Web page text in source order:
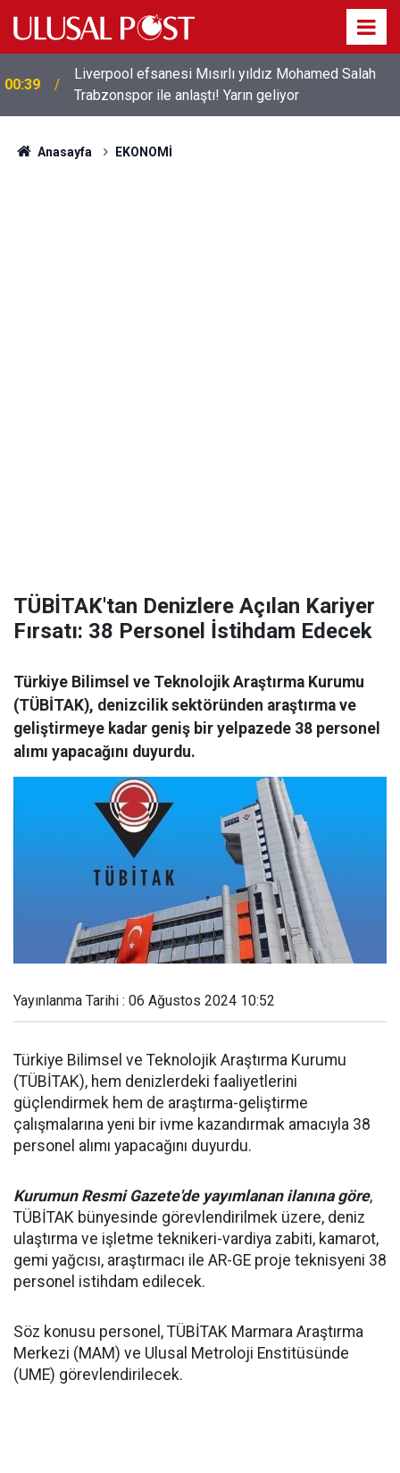
00:39
Liverpool efsanesi Mısırlı yıldız Mohamed Salah
Trabzonspor ile anlaştı! Yarın geliyor
Anasayfa EKONOMİ
TÜBİTAK'tan Denizlere Açılan Kariyer
Fırsatı: 38 Personel İstihdam Edecek
Türkiye Bilimsel ve Teknolojik Araştırma Kurumu
(TÜBİTAK), denizcilik sektöründen araştırma ve
geliştirmeye kadar geniş bir yelpazede 38 personel
alımı yapacağını duyurdu.
Yayınlanma Tarihi : 06 Ağustos 2024 10:52
Türkiye Bilimsel ve Teknolojik Araştırma Kurumu
(TÜBİTAK), hem denizlerdeki faaliyetlerini
güçlendirmek hem de araştırma-geliştirme
çalışmalarına yeni bir ivme kazandırmak amacıyla 38
personel alımı yapacağını duyurdu.
Kurumun Resmi Gazete'de yayımlanan ilanına göre,
TÜBİTAK bünyesinde görevlendirilmek üzere, deniz
ulaştırma ve işletme teknikeri-vardiya zabiti, kamarot,
gemi yağcısı, araştırmacı ile AR-GE proje teknisyeni 38
personel istihdam edilecek.
Söz konusu personel, TÜBİTAK Marmara Araştırma
Merkezi (MAM) ve Ulusal Metroloji Enstitüsünde
(UME) görevlendirilecek.